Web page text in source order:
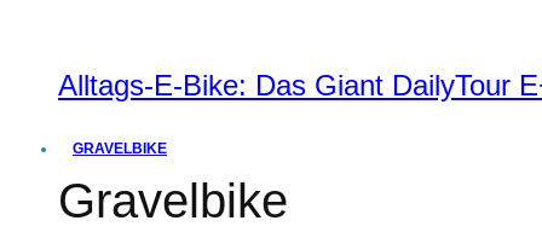
Alltags-E-Bike: Das Giant DailyTour
GRAVELBIKE
Gravelbike